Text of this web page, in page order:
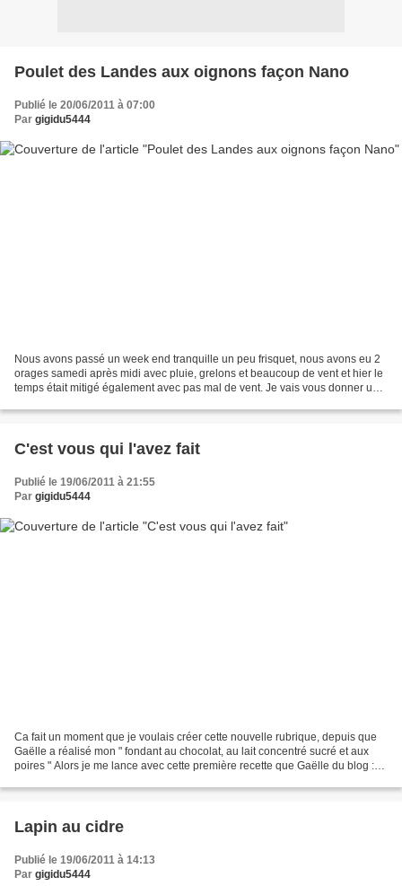
Poulet des Landes aux oignons façon Nano
Publié le 20/06/2011 à 07:00
Par gigidu5444
Nous avons passé un week end tranquille un peu frisquet, nous avons eu 2
orages samedi après midi avec pluie, grelons et beaucoup de vent et hier le
temps était mitigé également avec pas mal de vent. Je vais vous donner une
C'est vous qui l'avez fait
Publié le 19/06/2011 à 21:55
Par gigidu5444
Ca fait un moment que je voulais créer cette nouvelle rubrique, depuis que
Gaëlle a réalisé mon " fondant au chocolat, au lait concentré sucré et aux
poires " Alors je me lance avec cette première recette que Gaëlle du blog :
Lapin au cidre
Publié le 19/06/2011 à 14:13
Par gigidu5444